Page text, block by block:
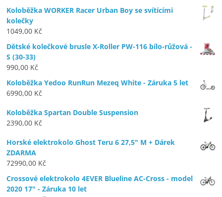
Koloběžka WORKER Racer Urban Boy se svítícími
kolečky
1049,00 Kč
Dětské kolečkové brusle X-Roller PW-116 bílo-růžová -
S (30-33)
990,00 Kč
Koloběžka Yedoo RunRun Mezeq White - Záruka 5 let
6990,00 Kč
Koloběžka Spartan Double Suspension
2390,00 Kč
Horské elektrokolo Ghost Teru 6 27,5" M + Dárek
ZDARMA
72990,00 Kč
Crossové elektrokolo 4EVER Blueline AC-Cross - model
2020 17" - Záruka 10 let